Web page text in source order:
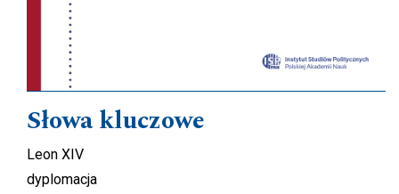
Słowa kluczowe
Leon XIV
dyplomacja